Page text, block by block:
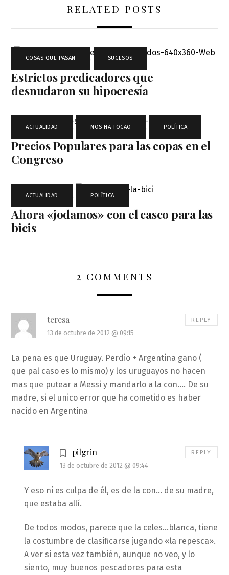
RELATED POSTS
COSAS QUE PASAN SUCESOS
Estrictos predicadores que
desnudaron su hipocresía
ACTUALIDAD NOS HA TOCAO POLÍTICA
Precios Populares para las copas en el
Congreso
ACTUALIDAD POLÍTICA
Ahora «jodamos» con el casco para las
bicis
2 COMMENTS
teresa
13 de octubre de 2012 @ 09:15
La pena es que Uruguay. Perdio + Argentina gano (
que pal caso es lo mismo) y los uruguayos no hacen
mas que putear a Messi y mandarlo a la con…. De su
madre, si el unico error que ha cometido es haber
nacido en Argentina
REPLY
pilgrin
13 de octubre de 2012 @ 09:44
Y eso ni es culpa de él, es de la con… de su madre,
que estaba allí.
De todos modos, parece que la celes…blanca, tiene
la costumbre de clasificarse jugando «la repesca».
A ver si esta vez también, aunque no veo, y lo
siento, muy buenos pescadores para esta
REPLY